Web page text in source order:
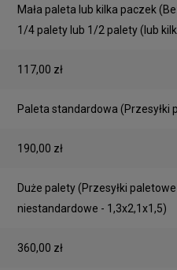
Mała paleta lub kilka paczek
1/4 palety lub 1/2 palety (lub
117,00 zł
Paleta standardowa (Przesyłki
190,00 zł
Duże palety(Przesyłki
niestandardowe - 1,3x2,1x1,5)
360,00 zł